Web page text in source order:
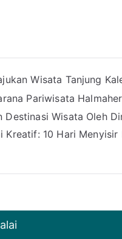
Wisata Tanjung
Pariwisata
Destinasi Wisata Oleh
Kreatif: 10 Hari Menyisir